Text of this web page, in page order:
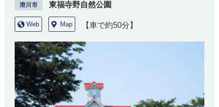
滑川市 東福寺野自然公園
Web Map 【車で約50分】